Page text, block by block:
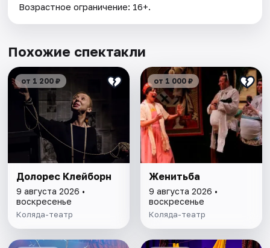
Возрастное ограничение: 16+.
Похожие спектакли
от 1 200 ₽
Долорес Клейборн
9 августа 2026 •
воскресенье
Коляда-театр
от 1 000 ₽
Женитьба
9 августа 2026 •
воскресенье
Коляда-театр